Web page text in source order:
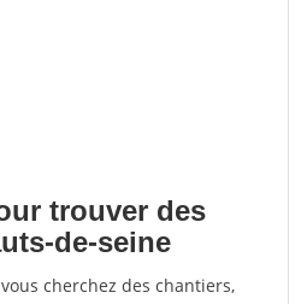
trouver des
de-seine
cherchez des chantiers,